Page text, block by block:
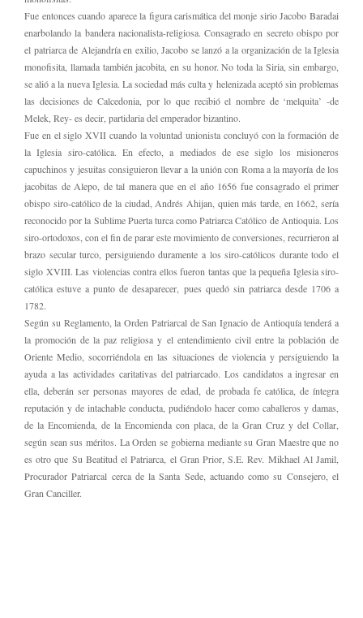
Fue entonces cuando aparece la figura carismática del monje sirio Jacobo Baradai
enarbolando la bandera nacionalista-religiosa. Consagrado en secreto obispo por
el patriarca de Alejandría en exilio, Jacobo se lanzó a la organización de la Iglesia
monofisita, llamada también jacobita, en su honor. No toda la Siria, sin embargo,
se alió a la nueva Iglesia. La sociedad más culta y helenizada aceptó sin problemas
las decisiones de Calcedonia, por lo que recibió el nombre de ‘melquita’ -de
Melek, Rey- es decir, partidaria del emperador bizantino.
Fue en el siglo XVII cuando la voluntad unionista concluyó con la formación de
la Iglesia siro-católica. En efecto, a mediados de ese siglo los misioneros
capuchinos y jesuitas consiguieron llevar a la unión con Roma a la mayoría de los
jacobitas de Alepo, de tal manera que en el año 1656 fue consagrado el primer
obispo siro-católico de la ciudad, Andrés Ahijan, quien más tarde, en 1662, sería
reconocido por la Sublime Puerta turca como Patriarca Católico de Antioquia. Los
siro-ortodoxos, con el fin de parar este movimiento de conversiones, recurrieron al
brazo secular turco, persiguiendo duramente a los siro-católicos durante todo el
siglo XVIII. Las violencias contra ellos fueron tantas que la pequeña Iglesia siro-
católica estuve a punto de desaparecer, pues quedó sin patriarca desde 1706 a
1782.
Según su Reglamento, la Orden Patriarcal de San Ignacio de Antioquía tenderá a
la promoción de la paz religiosa y el entendimiento civil entre la población de
Oriente Medio, socorriéndola en las situaciones de violencia y persiguiendo la
ayuda a las actividades caritativas del patriarcado. Los candidatos a ingresar en
ella, deberán ser personas mayores de edad, de probada fe católica, de íntegra
reputación y de intachable conducta, pudiéndolo hacer como caballeros y damas,
de la Encomienda, de la Encomienda con placa, de la Gran Cruz y del Collar,
según sean sus méritos. La Orden se gobierna mediante su Gran Maestre que no
es otro que Su Beatitud el Patriarca, el Gran Prior, S.E. Rev. Mikhael Al Jamil,
Procurador Patriarcal cerca de la Santa Sede, actuando como su Consejero, el
Gran Canciller.